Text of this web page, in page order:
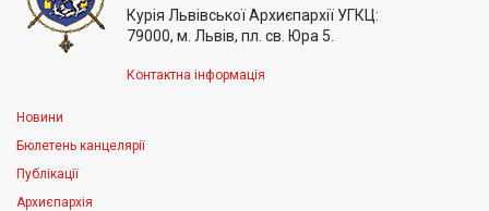
Курія Львівської Архиєпархії УГКЦ:
79000, м. Львів, пл. св. Юра 5.
Контактна інформація
Новини
Бюлетень канцелярії
Публікації
Архиєпархія